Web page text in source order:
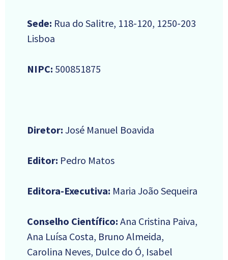
Sede: Rua do Salitre, 118-120, 1250-203
Lisboa
NIPC: 500851875
Diretor: José Manuel Boavida
Editor: Pedro Matos
Editora-Executiva: Maria João Sequeira
Conselho Científico: Ana Cristina Paiva,
Ana Luísa Costa, Bruno Almeida,
Carolina Neves, Dulce do Ó, Isabel